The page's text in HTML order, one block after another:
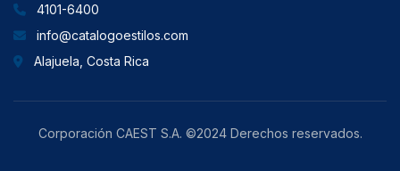
4101-6400
info@catalogoestilos.com
Alajuela, Costa Rica
Corporación CAEST S.A. ©2024 Derechos reservados.